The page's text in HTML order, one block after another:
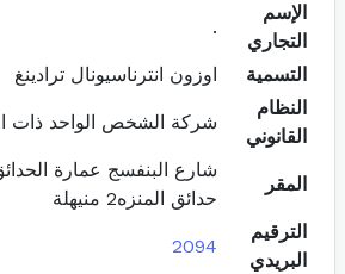
الإسم
التجاري
.
التسمية
اوزون انترناسيونال ترادينغ
النظام
القانوني
شركة الشخص الواحد ذات
المقر
حدائق المنزه2 منيهلة
الترقيم
البريدي
2094